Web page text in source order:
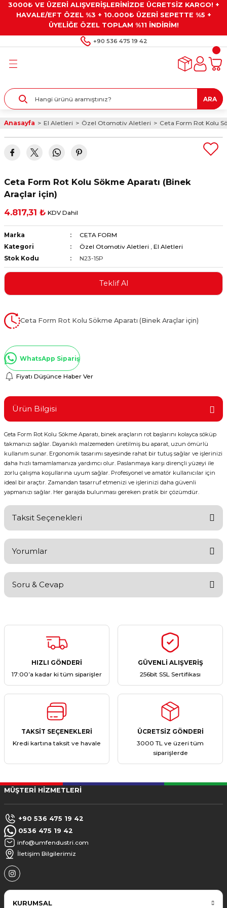
3000₺ VE ÜZERİ ALIŞVERİŞLERİNİZDE ÜCRETSİZ KARGO! +
HAVALE/EFT ÖZEL %3 + 10.000₺ ÜZERİ SEPETTE %5 +
ÜYELİĞE ÖZEL TOPLAM %11 İNDİRİM!
+90 536 475 19 42
Geri Dön
Kaplamalar
Geri Dön
Geri Dön
Gresler
Geri Dön
Alet Setleri
ve Multimetreler
ve Penseler
Geri Dön
Taşları ve
ARA
Anasayfa El Aletleri Özel Otomotiv Aletleri Ceta Form Rot Kolu
Ceta Form Rot Kolu Sökme Aparatı (Binek
Araçlar için)
4.817,31 ₺ KDV Dahil
Marka
CETA FORM
Kategori
Özel Otomotiv Aletleri , El Aletleri
Stok Kodu
N23-15P
Teklif Al
Ceta Form Rot Kolu Sökme Aparatı (Binek Araçlar için)
WhatsApp Sipariş
Fiyatı Düşünce Haber Ver
Ürün Bilgisi
Ceta Form Rot Kolu Sökme Aparatı, binek araçların rot başlarını kolayca söküp
takmanızı sağlar. Dayanıklı malzemeden üretilmiş bu aparat, uzun ömürlü
kullanım sunar. Ergonomik tasarımı sayesinde rahat bir tutuş sağlar ve işlerinizi
daha hızlı tamamlamanıza yardımcı olur. Paslanmaya karşı dirençli yüzeyi ile
zorlu çalışma koşullarına uyum sağlar. Profesyonel ve amatör kullanıcılar için
ideal bir araçtır. Zamandan tasarruf etmenizi ve işlerinizi daha güvenli
yapmanızı sağlar. Her garajda bulunması gereken pratik bir çözümdür.
Taksit Seçenekleri
Yorumlar
Yorum Yaz
Soru & Cevap
Ürün hakkında henüz soru sorulmamış.
HIZLI GÖNDERİ
17:00’a kadar ki tüm siparişler
GÜVENLİ ALIŞVERİŞ
256bit SSL Sertifikası
TAKSİT SEÇENEKLERİ
Kredi kartına taksit ve havale
ÜCRETSİZ GÖNDERİ
3000 TL ve üzeri tüm
siparişlerde
MÜŞTERİ HİZMETLERİ
+90 536 475 19 42
0536 475 19 42
info@umfendustri.com
İletişim Bilgilerimiz
KURUMSAL